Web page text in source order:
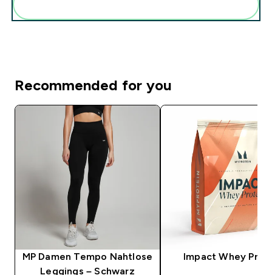
Recommended for you
MP Damen Tempo Nahtlose
Leggings – Schwarz
Impact Whey